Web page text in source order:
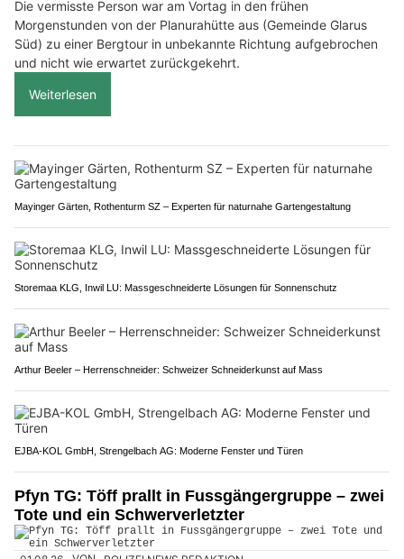
Die vermisste Person war am Vortag in den frühen
Morgenstunden von der Planurahütte aus (Gemeinde Glarus
Süd) zu einer Bergtour in unbekannte Richtung aufgebrochen
und nicht wie erwartet zurückgekehrt.
Weiterlesen
Mayinger Gärten, Rothenturm SZ – Experten für naturnahe Gartengestaltung
Storemaa KLG, Inwil LU: Massgeschneiderte Lösungen für Sonnenschutz
Arthur Beeler – Herrenschneider: Schweizer Schneiderkunst auf Mass
EJBA-KOL GmbH, Strengelbach AG: Moderne Fenster und Türen
Pfyn TG: Töff prallt in Fussgängergruppe – zwei
Tote und ein Schwerverletzter